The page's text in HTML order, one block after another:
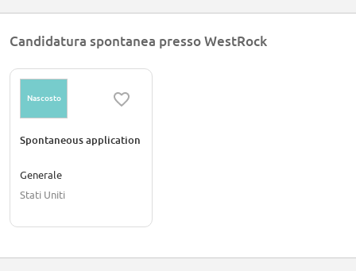
Candidatura spontanea presso WestRock
Nascosto
Spontaneous application
Generale
Stati Uniti